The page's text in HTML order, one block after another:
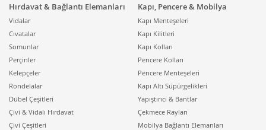
Hırdavat & Bağlantı Elemanları
Vidalar
Cıvatalar
Somunlar
Perçinler
Kelepçeler
Rondelalar
Dübel Çeşitleri
Çivi & Vidalı Hırdavat
Çivi Çeşitleri
Kapı, Pencere & Mobilya
Kapı Menteşeleri
Kapı Kilitleri
Kapı Kolları
Pencere Kolları
Pencere Menteşeleri
Kapı Altı Süpürgelikleri
Yapıştırıcı & Bantlar
Çekmece Rayları
Mobilya Bağlantı Elemanları